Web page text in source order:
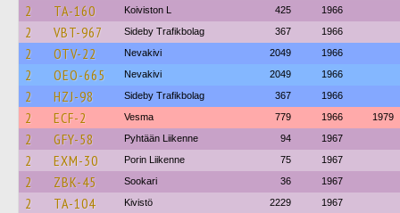
2 TA-160 Koiviston L 425 1966
2 VBT-967 Sideby Trafikbolag 367 1966
2 OTV-22 Nevakivi 2049 1966
2 OEO-665 Nevakivi 2049 1966
2 HZJ-98 Sideby Trafikbolag 367 1966
2 ECF-2 Vesma 779 1966 1979
2 GFY-58 Pyhtään Liikenne 94 1967
2 EXM-30 Porin Liikenne 75 1967
2 ZBK-45 Sookari 36 1967
2 TA-104 Kivistö 2229 1967